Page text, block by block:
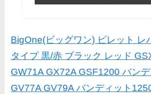
BigOne(ビッグワン) ビレット レ
タイプ 黒/赤 ブラック レッド
GW71A GX72A GSF1200 バン
GV77A GV79A バンディット